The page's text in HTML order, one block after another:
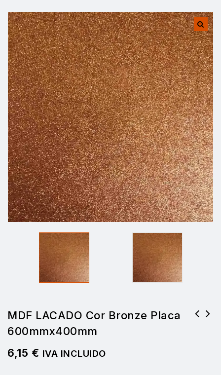
MDF LACADO Cor Bronze Placa
600mmx400mm
6,15 € IVA INCLUIDO